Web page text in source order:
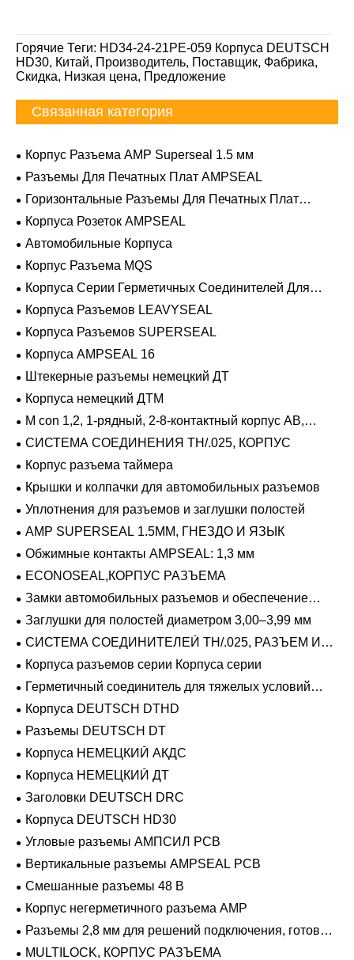
Горячие Теги: HD34-24-21PE-059 Корпуса DEUTSCH
HD30, Китай, Производитель, Поставщик, Фабрика,
Скидка, Низкая цена, Предложение
Связанная категория
Корпус Разъема AMP Superseal 1.5 мм
Разъемы Для Печатных Плат AMPSEAL
Горизонтальные Разъемы Для Печатных Плат
AMPSEAL
Корпуса Розеток AMPSEAL
Автомобильные Корпуса
Корпус Разъема MQS
Корпуса Серии Герметичных Соединителей Для
Тяжелых Условий Эксплуатации
Корпуса Разъемов LEAVYSEAL
Корпуса Разъемов SUPERSEAL
Корпуса AMPSEAL 16
Штекерные разъемы немецкий ДТ
Корпуса немецкий ДТМ
M con 1,2, 1-рядный, 2-8-контактный корпус AB,
герметичный
СИСТЕМА СОЕДИНЕНИЯ TH/.025, КОРПУС
Корпус разъема таймера
Крышки и колпачки для автомобильных разъемов
Уплотнения для разъемов и заглушки полостей
AMP SUPERSEAL 1.5MM, ГНЕЗДО И ЯЗЫК
Обжимные контакты AMPSEAL: 1,3 мм
ECONOSEAL,КОРПУС РАЗЪЕМА
Замки автомобильных разъемов и обеспечение
положения
Заглушки для полостей диаметром 3,00–3,99 мм
СИСТЕМА СОЕДИНИТЕЛЕЙ TH/.025, РАЗЪЕМ И
ВКЛАДЫШ
Корпуса разъемов серии Корпуса серии
Герметичный соединитель для тяжелых условий
эксплуатации Фиксирующие направляющие серии
Корпуса DEUTSCH DTHD
Разъемы DEUTSCH DT
Корпуса НЕМЕЦКИЙ АКДС
Корпуса НЕМЕЦКИЙ ДТ
Заголовки DEUTSCH DRC
Корпуса DEUTSCH HD30
Угловые разъемы АМПСИЛ PCB
Вертикальные разъемы AMPSEAL PCB
Смешанные разъемы 48 В
Корпус негерметичного разъема AMP
Разъемы 2,8 мм для решений подключения, готовых
к напряжению 48 В
MULTILOCK, КОРПУС РАЗЪЕМА